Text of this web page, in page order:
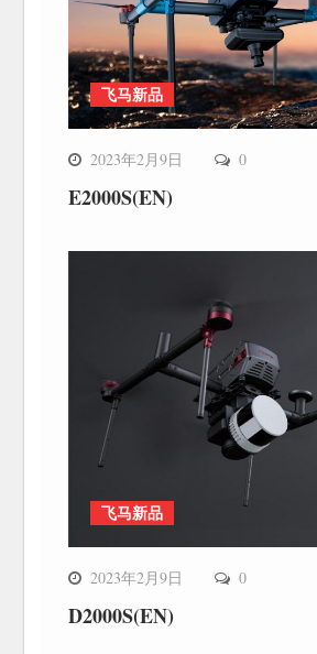
飞马新品
2023年2月9日 0
E2000S(EN)
飞马新品
2023年2月9日 0
D2000S(EN)